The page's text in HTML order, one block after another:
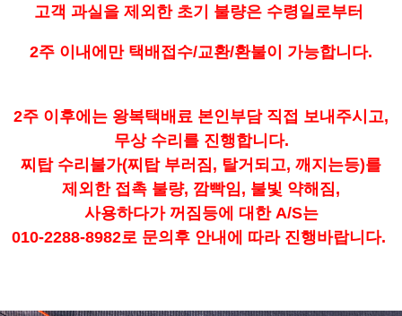
고객 과실을 제외한 초기 불량은 수령일로부터
2주 이내에만 택배접수/교환/환불이 가능합니다.
2주 이후에는 왕복택배료 본인부담 직접 보내주시고,
무상 수리를 진행합니다.
찌탑 수리불가(찌탑 부러짐, 탈거되고, 깨지는등)를
제외한 접촉 불량, 깜빡임, 불빛 약해짐,
사용하다가 꺼짐등에 대한 A/S는
010-2288-8982로 문의후 안내에 따라 진행바랍니다.